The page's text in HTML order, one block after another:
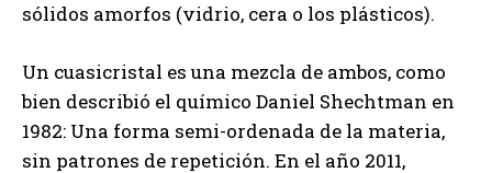
sólidos amorfos (vidrio, cera o los plásticos).
Un cuasicristal es una mezcla de ambos, como
bien describió el químico Daniel Shechtman en
1982: Una forma semi-ordenada de la materia,
sin patrones de repetición. En el año 2011,